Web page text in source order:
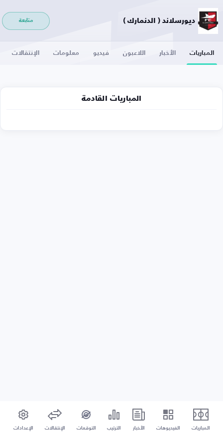
ديورسلاند ( الدنمارك ) متابعة
المباريات الأخبار اللاعبون فيديو معلومات الإنتقالات
المباريات القادمة
المباريات الفيديوهات الأخبار الترتيب التوقعات الإنتقالات الإعدادات